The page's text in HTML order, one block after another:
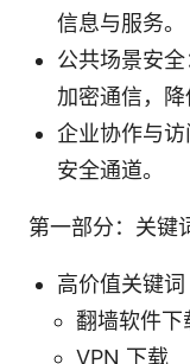
信息与服务。
公共场景安
加密通信，降
企业协作与
安全通道。
第一部分：关键
高价值关键词
翻墙软件下
VPN 下载